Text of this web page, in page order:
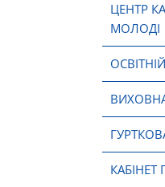
ЦЕНТР
МОЛОДІ